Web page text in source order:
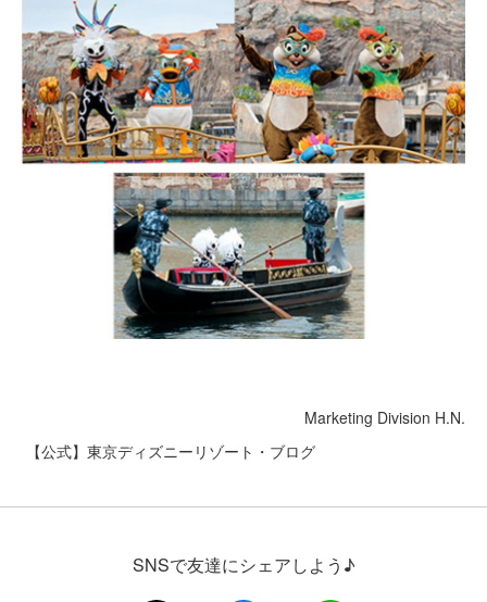
Marketing Division H.N.
【公式】東京ディズニーリゾート・ブログ
SNSで友達にシェアしよう♪